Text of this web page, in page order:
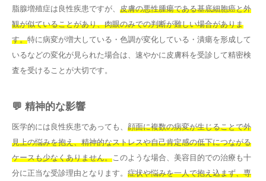
脂腺増殖症は良性疾患ですが、 皮膚の悪性腫瘍である基底細胞癌と外
観が似ていることがあり、肉眼のみでの判断が難しい場合がありま
す。特に病変が増大している・色調が変化している・潰瘍を形成して
いるなどの変化が見られた場合は、速やかに皮膚科を受診して精密検
査を受けることが大切です。
💬 精神的な影響
医学的には良性疾患であっても、 顔面に複数の病変が生じることで外
見上の悩みを抱え、精神的なストレスや自己肯定感の低下につながる
ケースも少なくありません。 このような場合、美容目的での治療も十
分に正当な受診理由となります。 症状や悩みを一人で抱え込まず、専